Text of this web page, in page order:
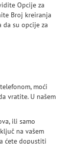
Opcije za
Broj kreiranja
da su opcije za
moći
vratite. U našem
ili samo
na vašem
ćete dopustiti